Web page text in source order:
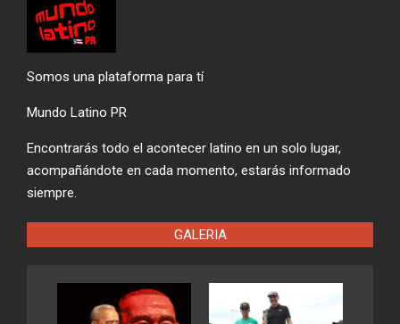
Somos una plataforma para tí
Mundo Latino PR
Encontrarás todo el acontecer latino en un solo lugar,
acompañándote en cada momento, estarás informado
siempre.
GALERIA